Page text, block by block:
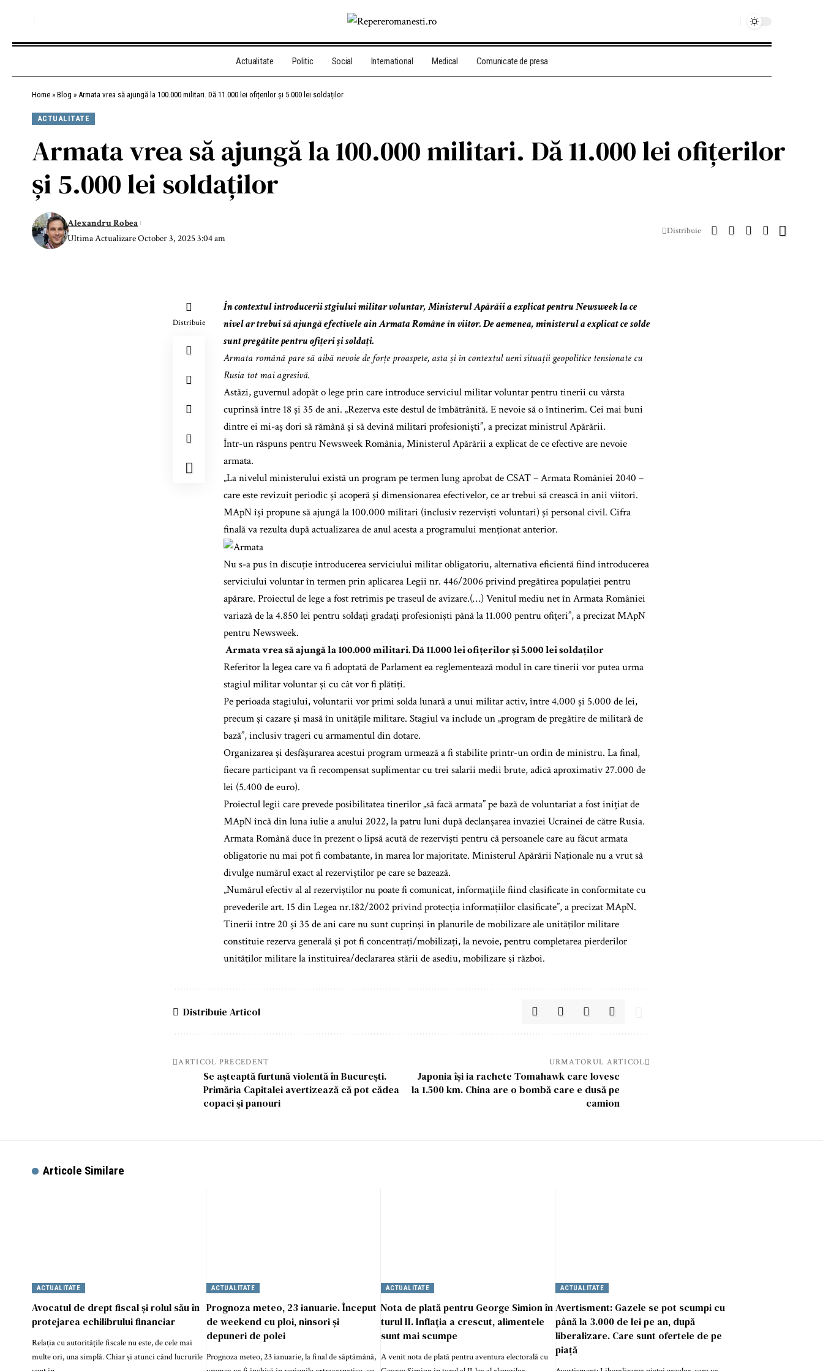
Actualitate Politic Social International Medical Comunicate de presa
Home » Blog » Armata vrea să ajungă la 100.000 militari. Dă 11.000 lei ofițerilor și 5.000 lei soldaților
ACTUALITATE
Armata vrea să ajungă la 100.000 militari. Dă 11.000 lei ofițerilor
și 5.000 lei soldaților
Ultima Actualizare October 3, 2025 3:04 am
Alexandru Robea
Distribuie
Distribuie
În contextul introducerii stgiului militar voluntar, Ministerul Apărăii a explicat pentru Newsweek la ce
nivel ar trebui să ajungă efectivele ain Armata Române în viitor. De aemenea, ministerul a explicat ce solde
sunt pregătite pentru ofițeri și soldați.
Armata română pare să aibă nevoie de forțe proaspete, asta și în contextul ueni situații geopolitice tensionate cu
Rusia tot mai agresivă.
Astăzi, guvernul adopăt o lege prin care introduce serviciul militar voluntar pentru tinerii cu vârsta
cuprinsă între 18 și 35 de ani. „Rezerva este destul de îmbătrânită. E nevoie să o întinerim. Cei mai buni
dintre ei mi-aș dori să rămână și să devină militari profesioniști”, a precizat ministrul Apărării.
Într-un răspuns pentru Newsweek România, Ministerul Apărării a explicat de ce efective are nevoie
armata.
„La nivelul ministerului există un program pe termen lung aprobat de CSAT – Armata României 2040 –
care este revizuit periodic și acoperă și dimensionarea efectivelor, ce ar trebui să crească în anii viitori.
MApN își propune să ajungă la 100.000 militari (inclusiv rezerviști voluntari) și personal civil. Cifra
finală va rezulta după actualizarea de anul acesta a programului menționat anterior.
Nu s-a pus în discuție introducerea serviciului militar obligatoriu, alternativa eficientă fiind introducerea
serviciului voluntar în termen prin aplicarea Legii nr. 446/2006 privind pregătirea populației pentru
apărare. Proiectul de lege a fost retrimis pe traseul de avizare.(…) Venitul mediu net în Armata României
variază de la 4.850 lei pentru soldați gradați profesioniști până la 11.000 pentru ofițeri”, a precizat MApN
pentru Newsweek.
Armata vrea să ajungă la 100.000 militari. Dă 11.000 lei ofițerilor și 5.000 lei soldaților
Referitor la legea care va fi adoptată de Parlament ea reglementează modul în care tinerii vor putea urma
stagiul militar voluntar și cu cât vor fi plătiți.
Pe perioada stagiului, voluntarii vor primi solda lunară a unui militar activ, între 4.000 și 5.000 de lei,
precum și cazare și masă în unitățile militare. Stagiul va include un „program de pregătire de militară de
bază”, inclusiv trageri cu armamentul din dotare.
Organizarea și desfășurarea acestui program urmează a fi stabilite printr-un ordin de ministru. La final,
fiecare participant va fi recompensat suplimentar cu trei salarii medii brute, adică aproximativ 27.000 de
lei (5.400 de euro).
Proiectul legii care prevede posibilitatea tinerilor „să facă armata” pe bază de voluntariat a fost inițiat de
MApN încă din luna iulie a anului 2022, la patru luni după declanșarea invaziei Ucrainei de către Rusia.
Armata Română duce în prezent o lipsă acută de rezerviști pentru că persoanele care au făcut armata
obligatorie nu mai pot fi combatante, în marea lor majoritate. Ministerul Apărării Naționale nu a vrut să
divulge numărul exact al rezerviștilor pe care se bazează.
„Numărul efectiv al al rezerviștilor nu poate fi comunicat, informațiile fiind clasificate în conformitate cu
prevederile art. 15 din Legea nr.182/2002 privind protecția informațiilor clasificate”, a precizat MApN.
Tinerii între 20 și 35 de ani care nu sunt cuprinși în planurile de mobilizare ale unităţilor militare
constituie rezerva generală şi pot fi concentrați/mobilizați, la nevoie, pentru completarea pierderilor
unităţilor militare la instituirea/declararea stării de asediu, mobilizare şi război.
Distribuie Articol
ARTICOL PRECEDENT
Se aşteaptă furtună violentă în Bucureşti.
Primăria Capitalei avertizează că pot cădea
copaci şi panouri
URMATORUL ARTICOL
Japonia își ia rachete Tomahawk care lovesc
la 1.500 km. China are o bombă care e dusă pe
camion
Articole Similare
ACTUALITATE
Avocatul de drept fiscal și rolul său în
protejarea echilibrului financiar
Relația cu autoritățile fiscale nu este, de cele mai
multe ori, una simplă. Chiar și atunci când lucrurile
ACTUALITATE
Prognoza meteo, 23 ianuarie. Început
de weekend cu ploi, ninsori și
depuneri de polei
Prognoza meteo, 23 ianuarie, la final de săptămână,
ACTUALITATE
Nota de plată pentru George Simion în
turul II. Inflaţia a crescut, alimentele
sunt mai scumpe
A venit nota de plată pentru aventura electorală cu
ACTUALITATE
Avertisment: Gazele se pot scumpi cu
până la 3.000 de lei pe an, după
liberalizare. Care sunt ofertele de pe
piață